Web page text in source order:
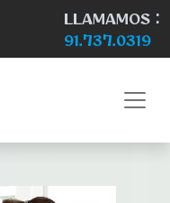
LLAMAMOS :
91.737.0319